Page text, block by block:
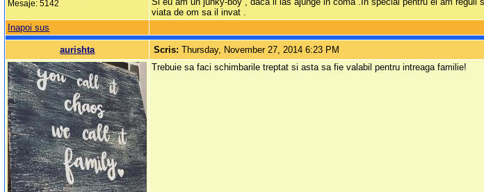
Mesaje: 5142
viata de om sa il invat .
Inapoi sus
aurishta Scris:Thursday, November 27, 2014 6:23 PM
Trebuie sa faci schimbarile treptat si asta sa fie valabil pentru intreaga familie!